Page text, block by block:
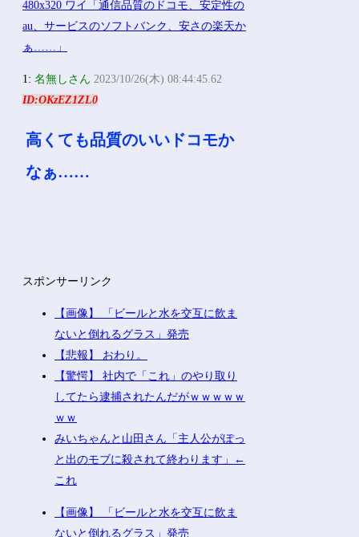
1:名無しさん 2023/10/26(木) 08:44:45.62
ID:OKzEZ1ZL0
高くても品質のいいドコモか
なぁ……
スポンサーリンク
【画像】 「ビールと水を交互に飲ま
ないと倒れるグラス」発売
【悲報】 おわり。
【驚愕】 社内で「これ」のやり取り
してたら逮捕されたんだがｗｗｗｗｗ
ｗｗ
みいちゃんと山田さん「主人公がぽっ
と出のモブに殺されて終わります」←
これ
【画像】 「ビールと水を交互に飲ま
ないと倒れるグラス」発売